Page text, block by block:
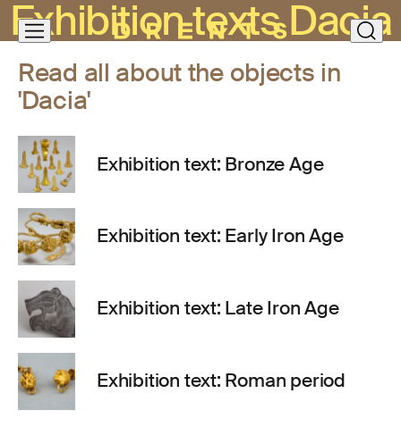
Skip
Exhibition texts Dacia
Read all about the objects in
'Dacia'
Exhibition text: Bronze Age
Exhibition text: Early Iron Age
Exhibition text: Late Iron Age
Exhibition text: Roman period